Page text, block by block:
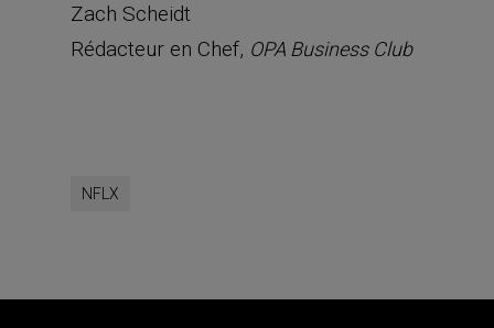
Zach Scheidt
Rédacteur en Chef, OPA Business Club
NFLX